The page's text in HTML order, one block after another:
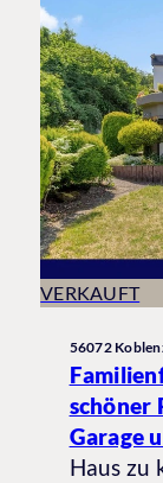
VERKAUFT
56072
schöner
Garage
Haus zu